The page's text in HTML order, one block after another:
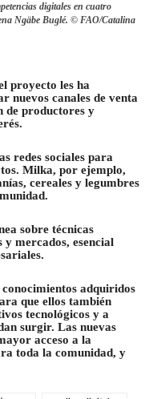
digitales en cuatro
Ngäbe Buglé. © FAO/Catalina
proyecto les ha
canales de venta
de productores y
redes sociales para
Milka, por ejemplo,
cereales y legumbres
sobre técnicas
mercados, esencial
adquiridos
que ellos también
tecnológicos y a
surgir. Las nuevas
acceso a la
toda la comunidad, y